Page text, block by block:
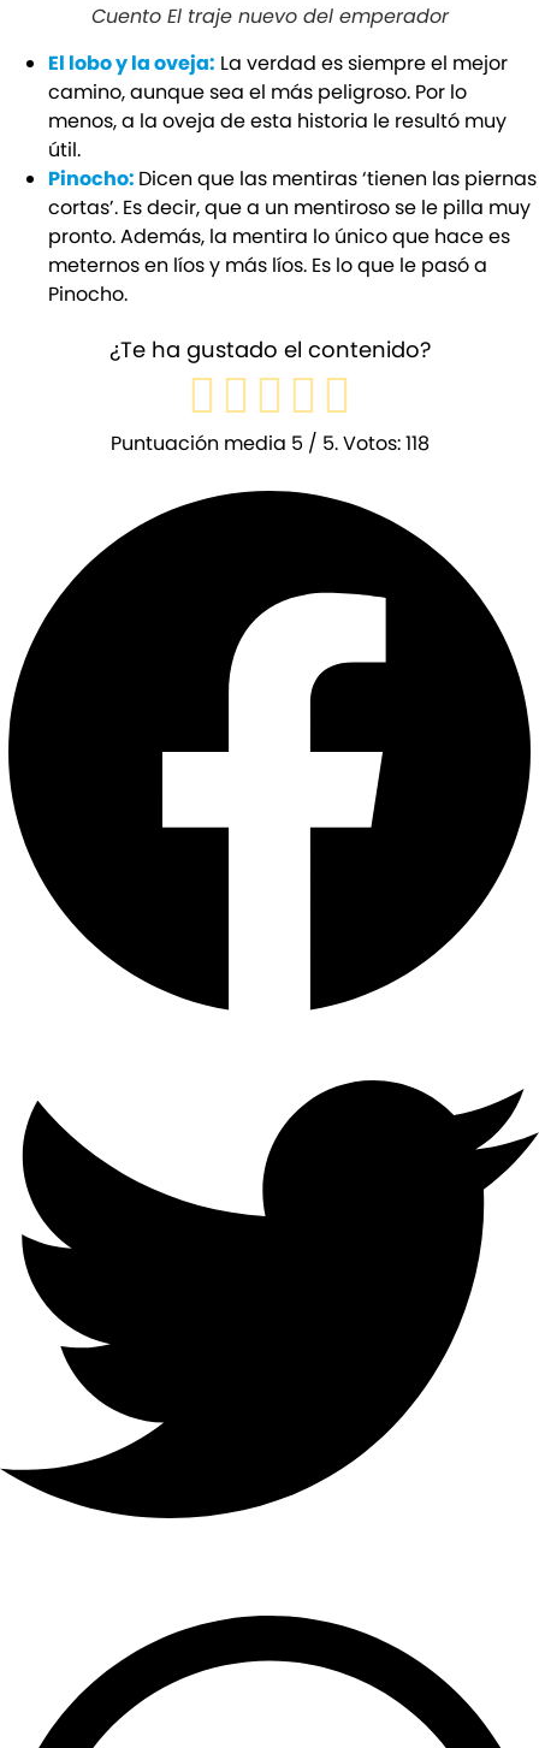
Cuento El traje nuevo del emperador
El lobo y la oveja: La verdad es siempre el mejor
camino, aunque sea el más peligroso. Por lo
menos, a la oveja de esta historia le resultó muy
útil.
Pinocho: Dicen que las mentiras ‘tienen las piernas
cortas’. Es decir, que a un mentiroso se le pilla muy
pronto. Además, la mentira lo único que hace es
meternos en líos y más líos. Es lo que le pasó a
Pinocho.
¿Te ha gustado el contenido?
Puntuación media 5 / 5. Votos:118